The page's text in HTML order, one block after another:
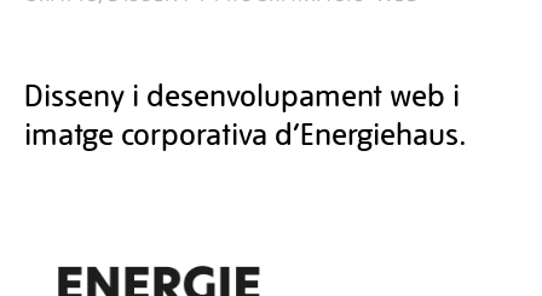
Disseny i desenvolupament web i
imatge corporativa d’Energiehaus.